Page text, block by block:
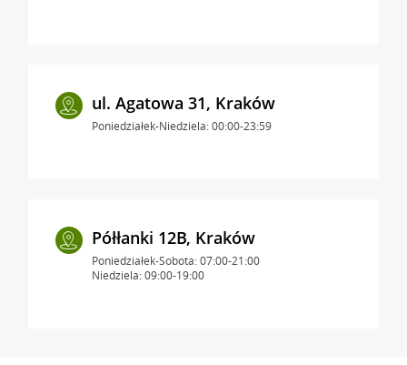
ul. Agatowa 31, Kraków
Poniedziałek-Niedziela: 00:00-23:59
Półłanki 12B, Kraków
Poniedziałek-Sobota: 07:00-21:00
Niedziela: 09:00-19:00